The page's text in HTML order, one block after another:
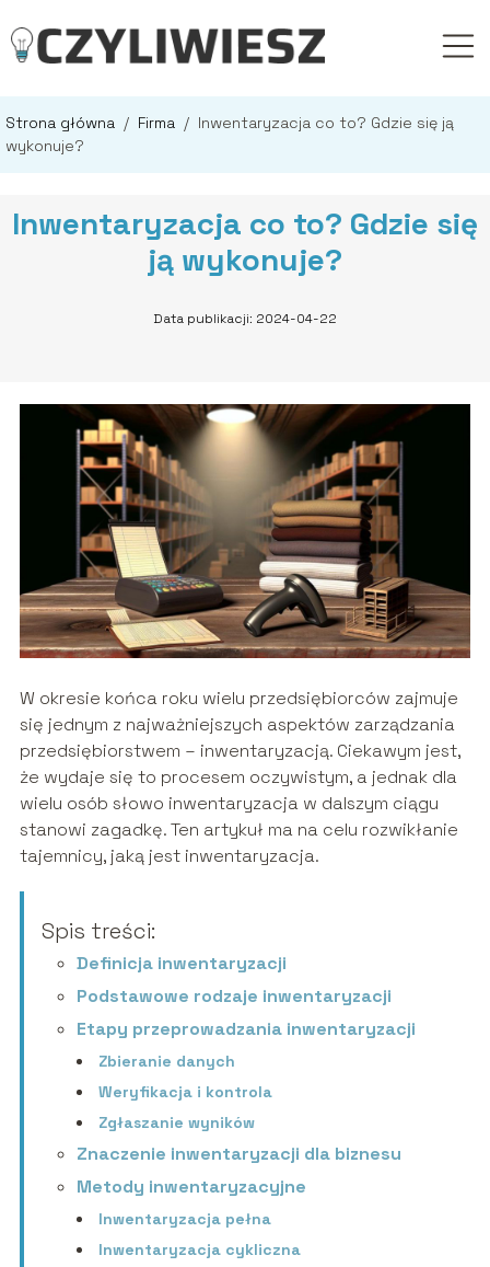
Strona główna / Firma / Inwentaryzacja co to? Gdzie się ją
wykonuje?
Inwentaryzacja co to? Gdzie się
ją wykonuje?
Data publikacji: 2024-04-22
W okresie końca roku wielu przedsiębiorców zajmuje
się jednym z najważniejszych aspektów zarządzania
przedsiębiorstwem – inwentaryzacją. Ciekawym jest,
że wydaje się to procesem oczywistym, a jednak dla
wielu osób słowo inwentaryzacja w dalszym ciągu
stanowi zagadkę. Ten artykuł ma na celu rozwikłanie
tajemnicy, jaką jest inwentaryzacja.
Spis treści:
Definicja inwentaryzacji
Podstawowe rodzaje inwentaryzacji
Etapy przeprowadzania inwentaryzacji
Zbieranie danych
Weryfikacja i kontrola
Zgłaszanie wyników
Znaczenie inwentaryzacji dla biznesu
Metody inwentaryzacyjne
Inwentaryzacja pełna
Inwentaryzacja cykliczna